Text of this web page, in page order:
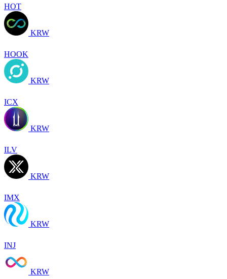
HOT
KRW
HOOK
KRW
ICX
KRW
ILV
KRW
IMX
KRW
INJ
KRW